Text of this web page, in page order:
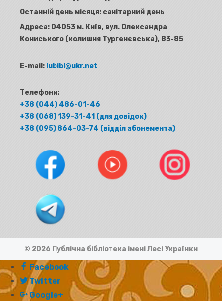
Останній день місяця: санітарний день
Адреса: 04053 м. Київ, вул. Олександра
Кониського (колишня Тургенєвська), 83-85
E-mail: lubibl@ukr.net
Телефони:
+38 (044) 486-01-46
+38 (068) 139-31-41 (для довідок)
+38 (095) 864-03-74 (відділ абонемента)
© 2026 Публічна бібліотека імені Лесі Українки
Facebook
Twitter
Google+